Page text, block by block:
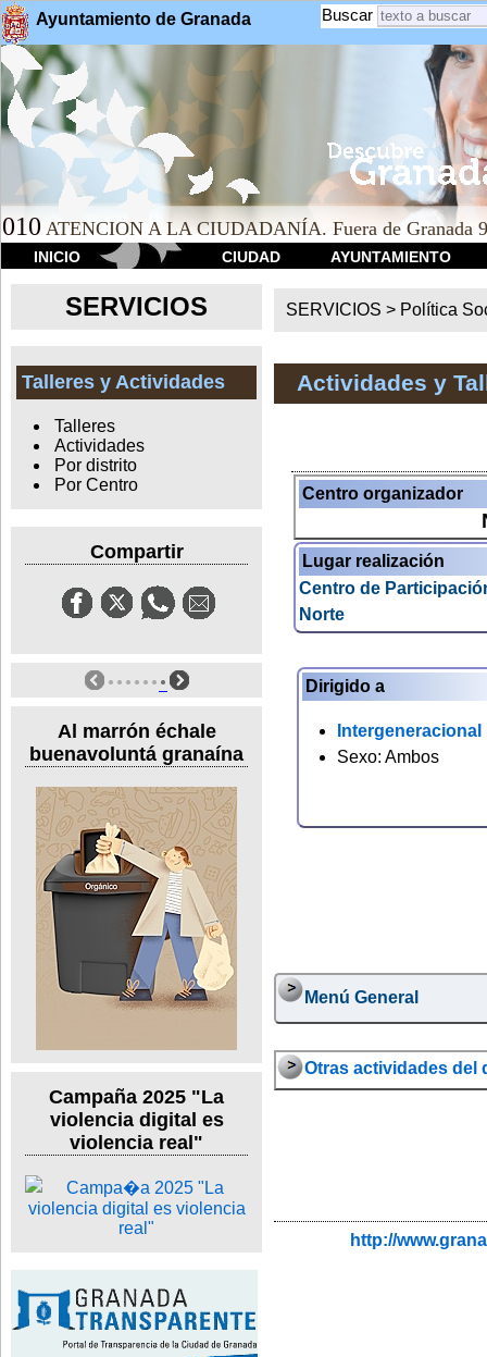
Ayuntamiento de Granada Buscar
010 ATENCION A LA CIUDADANÍA. Fuera de Granada
INICIO CIUDAD AYUNTAMIENTO
SERVICIOS
Talleres y Actividades
Talleres
Actividades
Por distrito
Por Centro
Compartir
Al marrón échale
buenavoluntá granaína
Campaña 2025 "La
violencia digital es
violencia real"
SERVICIOS > Política
Actividades y
Centro organizador
Lugar realización
Centro de
Norte
Dirigido a
Intergeneracional
Sexo: Ambos
Menú General
Otras actividades del
http://